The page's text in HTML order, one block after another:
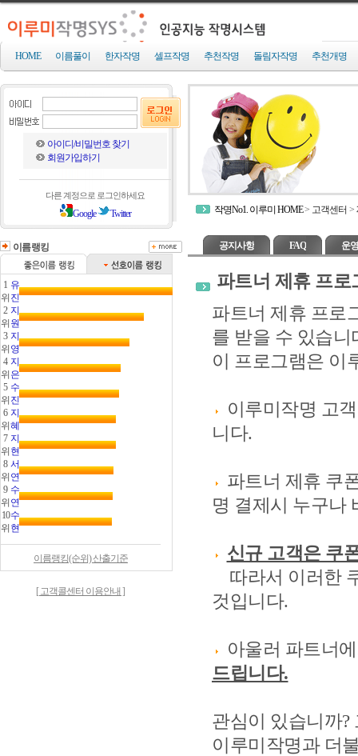
HOME 이름풀이 한자작명 셀프작명 추천작명 돌림자작명 추천개명
아이디/비밀번호 찾기
회원가입하기
다른 계정으로 로그인하세요
Google Twitter
이름랭킹
1
위
유
진
2
위
지
원
3
위
지
영
4
위
지
은
5
위
수
진
6
위
지
혜
7
위
지
현
8
위
서
연
9
위
수
연
10
위
수
현
이름랭킹(순위) 산출기준
[ 고객콜센터 이용안내 ]
작명No1. 이루미 HOME> 고객센터 >
공지사항 FAQ 운
파트너 제휴 프로
파트너 제휴 프로
를 받을 수 있습니
이 프로그램은 이
이루미작명 고
니다.
파트너 제휴 쿠
명 결제시 누구나
신규 고객은 쿠
따라서 이러한
것입니다.
아울러 파트너
드립니다.
관심이 있습니까?
이루미작명과 더